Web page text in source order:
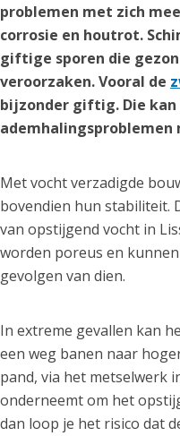
problemen met zich
corrosie en houtrot.
giftige sporen die
veroorzaken. Vooral de
bijzonder giftig. Die
ademhalingsproblemen
Met vocht verzadigde
bovendien hun stabiliteit.
van opstijgend vocht in
worden poreus en
gevolgen van dien.
In extreme gevallen kan
een weg banen naar
pand, via het metselwerk
onderneemt om het
dan loop je het risico dat